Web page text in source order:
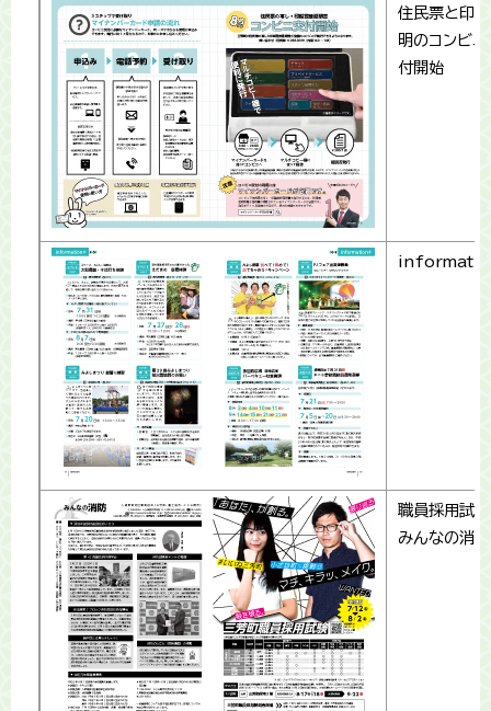
住民票と印
明のコンビニ
付開始
職員採用試験
みんなの消防